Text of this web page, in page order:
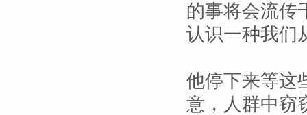
的事将会流传
认识一种我们
他停下来等这
意，人群中窃